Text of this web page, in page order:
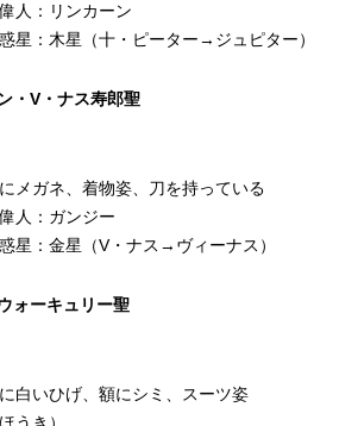
人：リンカーン
星：木星（十・ピーター→ジュピター）
・V・ナス寿郎聖
メガネ、着物姿、刀を持っている
人：ガンジー
星：金星（V・ナス→ヴィーナス）
ォーキュリー聖
白いひげ、額にシミ、スーツ姿